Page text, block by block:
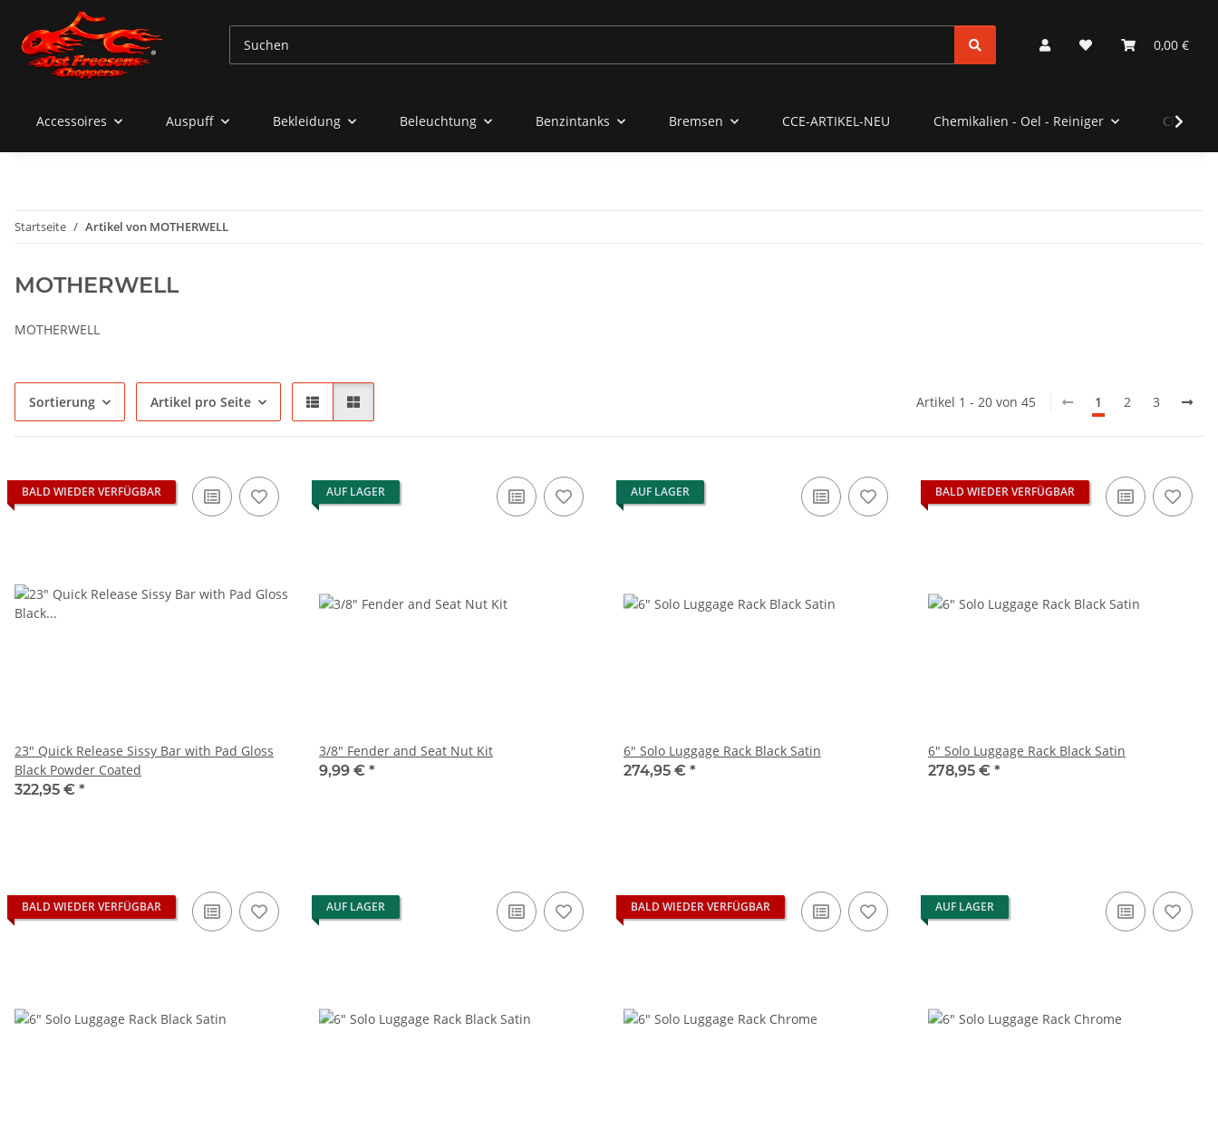
0,00 €
Accessoires Auspuff Bekleidung Beleuchtung Benzintanks Bremsen CCE-ARTIKEL-NEU Chemikalien - Oel - Reiniger
Startseite Artikel von MOTHERWELL
MOTHERWELL
MOTHERWELL
Sortierung Artikel pro Seite Artikel 1 - 20 von 45 1 2 3
BALD WIEDER VERFÜGBAR
23" Quick Release Sissy Bar with Pad Gloss
Black Powder Coated
322,95 € *
AUF LAGER
3/8" Fender and Seat Nut Kit
9,99 € *
AUF LAGER
6" Solo Luggage Rack Black Satin
274,95 € *
BALD WIEDER VERFÜGBAR
6" Solo Luggage Rack Black Satin
278,95 € *
BALD WIEDER VERFÜGBAR AUF LAGER BALD WIEDER VERFÜGBAR AUF LAGER